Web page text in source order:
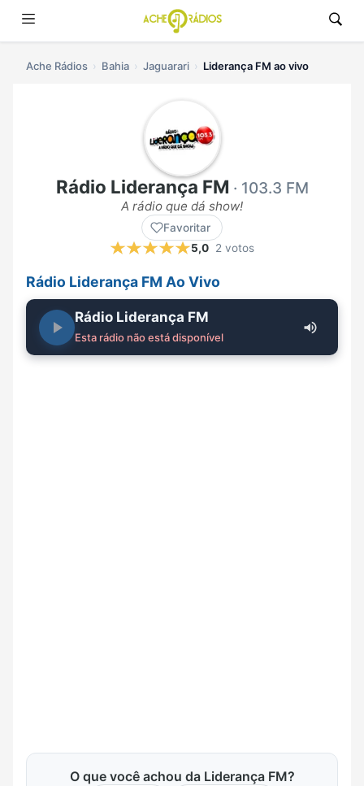
Ache Rádios Bahia Jaguarari Liderança FM ao vivo
Rádio Liderança FM · 103.3 FM
A rádio que dá show!
Favoritar
5,0 2 votos
Rádio Liderança FM Ao Vivo
Rádio Liderança FM
Esta rádio não está disponível
O que você achou da Liderança FM?